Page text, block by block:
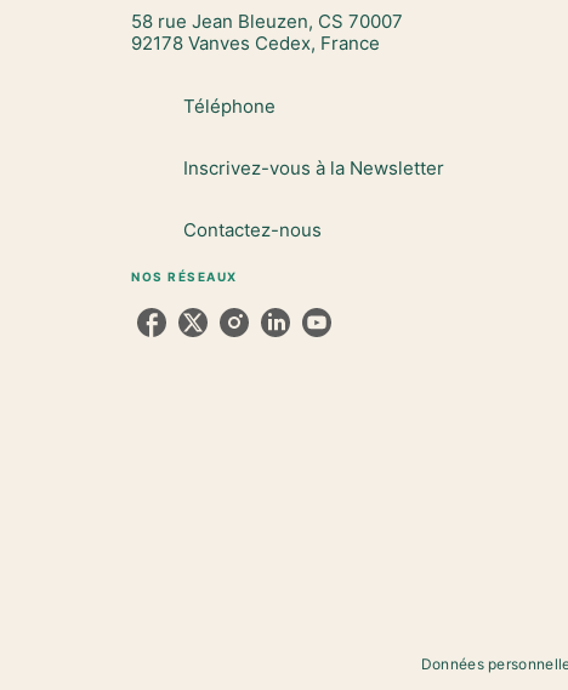
58 rue Jean Bleuzen, CS 70007
92178 Vanves Cedex, France
Téléphone
Inscrivez-vous à la Newsletter
Contactez-nous
NOS RÉSEAUX
Données